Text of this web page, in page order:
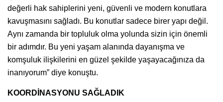
değerli hak sahiplerini yeni, güvenli ve modern konutlara
kavuşmasını sağladı. Bu konutlar sadece birer yapı değil.
Aynı zamanda bir topluluk olma yolunda sizin için önemli
bir adımdır. Bu yeni yaşam alanında dayanışma ve
komşuluk ilişkilerini en güzel şekilde yaşayacağınıza da
inanıyorum” diye konuştu.
KOORDİNASYONU SAĞLADIK